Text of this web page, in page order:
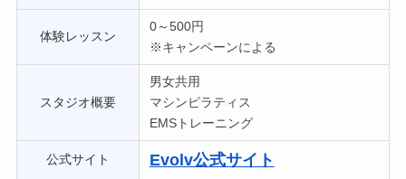
体験レッスン
0～500円
※キャンペーンによる
スタジオ概要
男女共用
マシンピラティス
EMSトレーニング
公式サイト Evolv公式サイト